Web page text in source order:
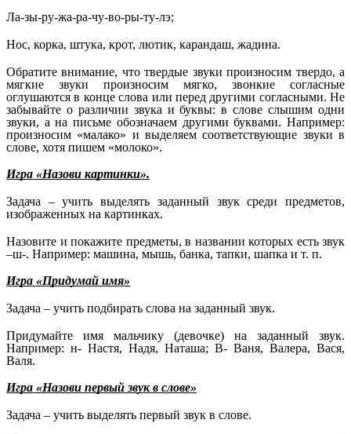
Ла-зы-ру-жа-ра-чу-во-ры-ту-лэ;
Нос, корка, штука, крот, лютик, карандаш, жадина.
Обратите внимание, что твердые звуки произносим твердо, а
мягкие звуки произносим мягко, звонкие согласные
оглушаются в конце слова или перед другими согласными. Не
забывайте о различии звука и буквы: в слове слышим одни
звуки, а на письме обозначаем другими буквами. Например:
произносим «малако» и выделяем соответствующие звуки в
слове, хотя пишем «молоко».
Игра «Назови картинки».
Задача – учить выделять заданный звук среди предметов,
изображенных на картинках.
Назовите и покажите предметы, в названии которых есть звук
–ш-. Например: машина, мышь, банка, тапки, шапка и т. п.
Игра «Придумай имя»
Задача – учить подбирать слова на заданный звук.
Придумайте имя мальчику (девочке) на заданный звук.
Например: н- Настя, Надя, Наташа; В- Ваня, Валера, Вася,
Валя.
Игра «Назови первый звук в слове»
Задача – учить выделять первый звук в слове.